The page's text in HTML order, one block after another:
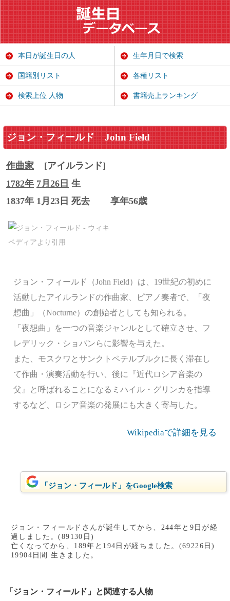
ジョン・フィールド John Field
作曲家
[アイルランド]
1782年 7月26日 生
1837年 1月23日 死去
享年56歳
ジョン・フィールド（John Field）は、19世紀の初めに
活動したアイルランドの作曲家、ピアノ奏者で、「夜
想曲」（Nocturne）の創始者としても知られる。
「夜想曲」を一つの音楽ジャンルとして確立させ、フ
レデリック・ショパンらに影響を与えた。
また、モスクワとサンクトペテルブルクに長く滞在し
て作曲・演奏活動を行い、後に『近代ロシア音楽の
父』と呼ばれることになるミハイル・グリンカを指導
するなど、ロシア音楽の発展にも大きく寄与した。
Wikipediaで詳細を見る
「ジョン・フィールド」をGoogle検索
ジョン・フィールドさんが誕生してから、244年と9日が経
過しました。(89130日)
亡くなってから、189年と194日が経ちました。(69226日)
19904日間 生きました。
「ジョン・フィールド」と関連する人物
本日が誕生日の人 生年月日で検索
国籍別リスト 各種リスト
検索上位 人物 書籍売上ランキング